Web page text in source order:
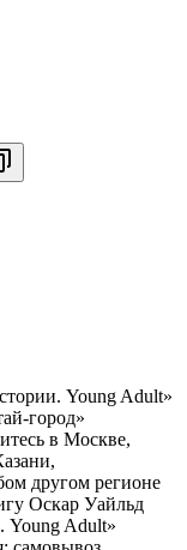
Young Adult»
город»
в Москве,
другом регионе
Оскар Уайльд
Young Adult»